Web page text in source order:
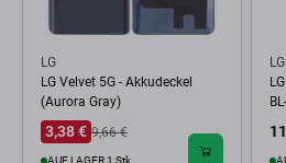
LG
LG Velvet 5G - Akkudeckel
(Aurora Gray)
3,38 € 9,66 €
AUF LAGER 1 Stk
LG